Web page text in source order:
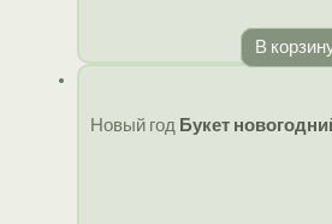
В
Новый год Букет